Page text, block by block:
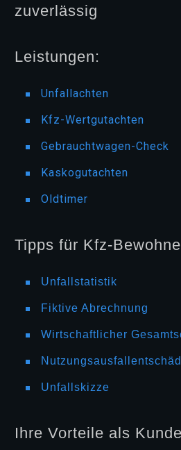
zuverlässig
Leistungen:
Unfallachten
Kfz-Wertgutachten
Gebrauchtwagen-Check
Kaskogutachten
Oldtimer
Tipps für Kfz-
Unfallstatistik
Fiktive Abrechnung
Wirtschaftlicher
Unfallskizze
Ihre Vorteile als